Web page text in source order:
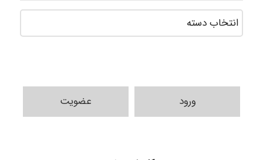
ورود عضویت